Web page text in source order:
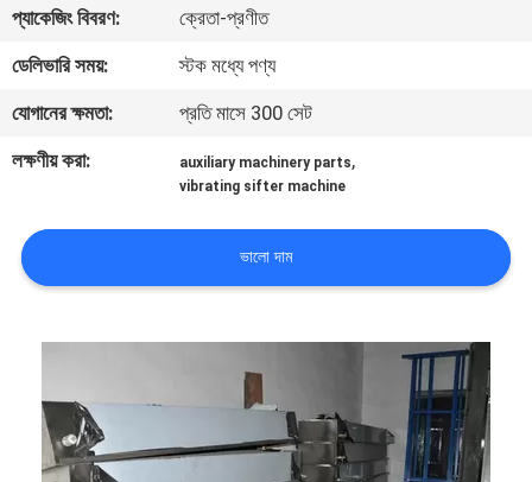
নিয়ন্ত্রণ
যোগাযোগ
করুন
খবর
উদ্ধৃতির
জন্য
সাইট
প্যাকেজিং বিবরণ:
ক্রেতা-প্রণীত
ডেলিভারি সময়:
স্টক মধ্যে পণ্য
যোগানের ক্ষমতা:
প্রতি মাসে 300 সেট
লক্ষণীয় করা:
auxiliary machinery parts,
vibrating sifter machine
ভালো দাম